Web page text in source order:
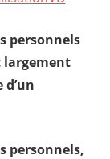
personnels
d’un
personnels,